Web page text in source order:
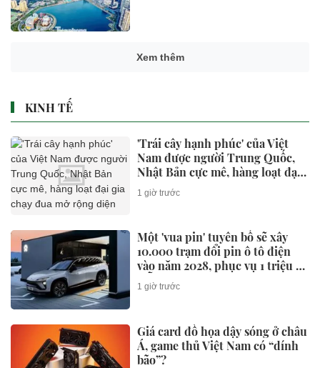
Xem thêm
KINH TẾ
'Trái cây hạnh phúc' của Việt
Nam được người Trung Quốc,
Nhật Bản cực mê, hàng loạt đại
gia chạy đua mở rộng diện tích
1 giờ trước
Một 'vua pin' tuyên bố sẽ xây
10.000 trạm đổi pin ô tô điện
vào năm 2028, phục vụ 1 triệu xe
mỗi ngày chỉ với 3 phút
1 giờ trước
Giá card đồ họa dậy sóng ở châu
Á, game thủ Việt Nam có “dính
bão”?